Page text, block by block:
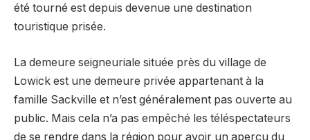
été tourné est depuis devenue une destination
touristique prisée.
La demeure seigneuriale située près du village de
Lowick est une demeure privée appartenant à la
famille Sackville et n’est généralement pas ouverte au
public. Mais cela n’a pas empêché les téléspectateurs
de se rendre dans la région pour avoir un aperçu du